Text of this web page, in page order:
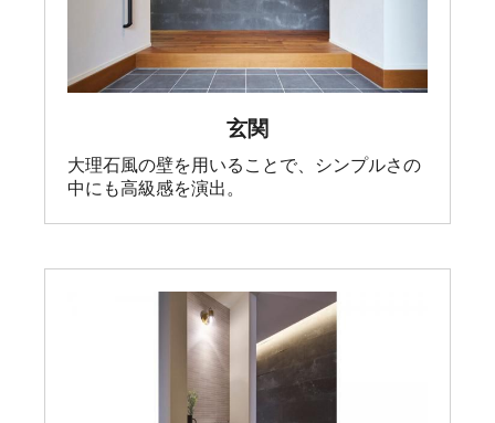
玄関
大理石風の壁を用いることで、シンプルさの
中にも高級感を演出。